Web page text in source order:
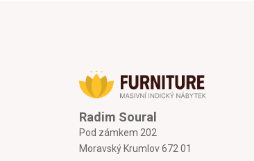
Radim Soural
Pod zámkem 202
Moravský Krumlov 672 01